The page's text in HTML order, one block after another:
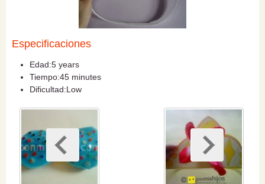
Especificaciones
Edad:5 years
Tiempo:45 minutes
Dificultad:Low